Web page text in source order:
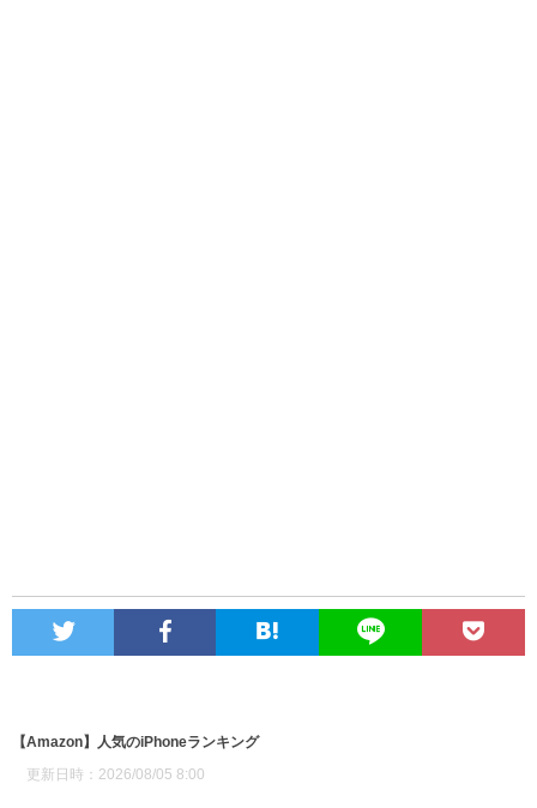
【Amazon】人気のiPhoneランキング
更新日時：2026/08/05 8:00